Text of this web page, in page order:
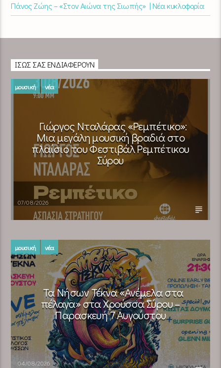
Πάνος Ζώης – «Στον Αιώνα της Σιωπής» | Νέα κυκλοφορία
ΊΣΩΣ ΣΑΣ ΕΝΔΙΑΦΈΡΟΥΝ
μουσική νέα
Γιώργος Νταλάρας «Ρεμπέτικο»:
Μια μεγάλη μουσική βραδιά στο
πλαίσιο του Φεστιβάλ Ρεμπέτικου
Σύρου
07/08/2026
μουσική νέα
Τα Νήσων Τέκνα «Ανέμελα στα
πέλαγα» στα Χρούσσα Σύρου –
Παρασκευή 7 Αυγούστου
04/08/2026